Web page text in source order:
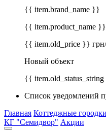
{{ item.brand_name }}
{{ item.product_name }}
{{ item.old_price }}
Новый объект
{{
Список уведомлений
Главная Коттеджные городки
КГ "Семидвор" Акции